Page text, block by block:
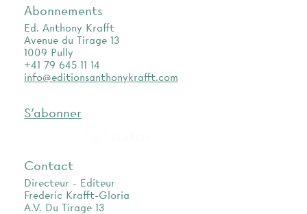
Abonnements
Ed. Anthony Krafft
Avenue du Tirage 13
1009 Pully
+41 79 645 11 14
info@editionsanthonykrafft.com
S'abonner
Contact
Directeur - Editeur
Frederic Krafft-Gloria
A.V. Du Tirage 13